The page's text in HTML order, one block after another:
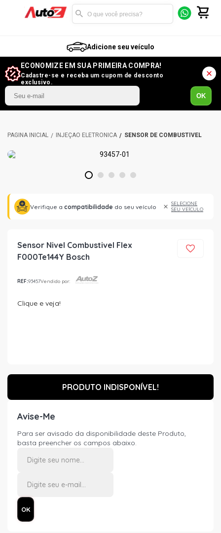
Adicione seu veículo
ECONOMIZE EM SUA PRIMEIRA COMPRA!
Cadastre-se e receba um cupom de desconto
exclusivo.
OK
INJEÇÃO ELETRÔNICA SENSOR DE COMBUSTÍVEL
1 2 3 4 5
Verifique a compatibilidade do seu veículo
SELECIONE
SEU VEÍCULO
Sensor Nivel Combustivel Flex
F000Te144Y Bosch
REF:93457Vendido por:
Clique e veja!
PRODUTO INDISPONÍVEL!
Avise-Me
Para ser avisado da disponibilidade deste Produto,
basta preencher os campos abaixo.